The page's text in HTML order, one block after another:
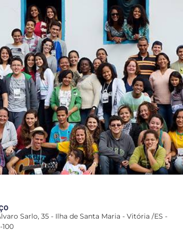
Sarlo, 35 - Ilha de Santa Maria - Vitória /ES -
100